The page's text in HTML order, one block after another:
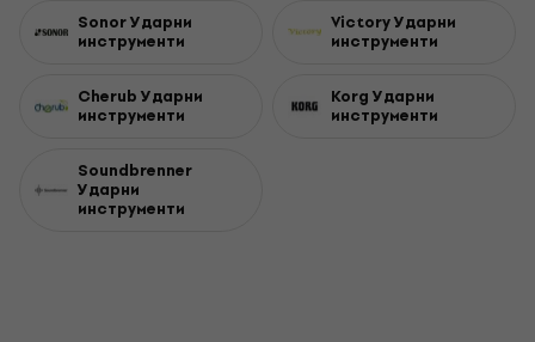
Sonor Ударни
инструменти
Victory Ударни
инструменти
Cherub Ударни
инструменти
Korg Ударни
инструменти
Soundbrenner
Ударни
инструменти